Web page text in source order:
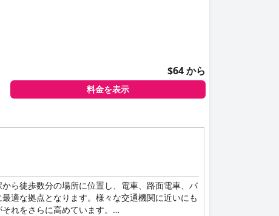
$64 から
料金を表示
ら徒歩数分の場所に位置し、電車、路面電車、バ
適な拠点となります。様々な交通機関に近いにも
れをさらに高めています。